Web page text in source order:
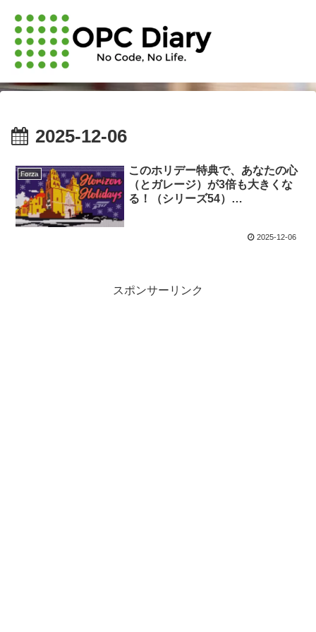
2025-12-06
Forza
このホリデー特典で、あなたの心
（とガレージ）が3倍も大きくな
る！（シリーズ54）
2025-12-06
スポンサーリンク